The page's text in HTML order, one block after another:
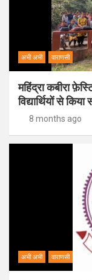
अभी अभी वाराणसी
महिंद्रा कबीरा
विद्यार्थियों से किया
8 months ago
अभी अभी वाराणसी